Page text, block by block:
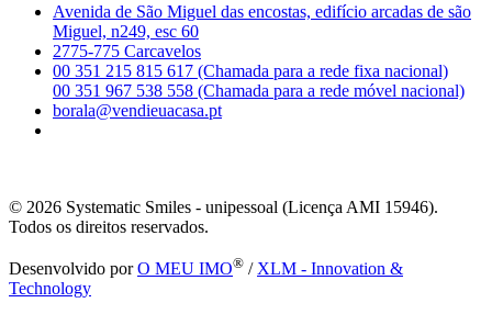
Avenida de São Miguel das encostas, edifício arcadas de são
Miguel, n249, esc 60
2775-775 Carcavelos
00 351 215 815 617 (Chamada para a rede fixa nacional)
00 351 967 538 558 (Chamada para a rede móvel nacional)
borala@vendieuacasa.pt
© 2026 Systematic Smiles - unipessoal (Licença AMI 15946).
Todos os direitos reservados.
Desenvolvido porO MEU IMO® / XLM - Innovation &
Technology